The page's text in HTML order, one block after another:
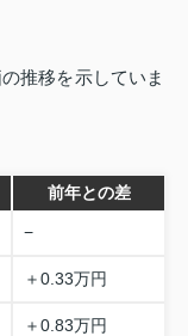
推移を示していま
前年との差
−
＋0.33万円
＋0.83万円